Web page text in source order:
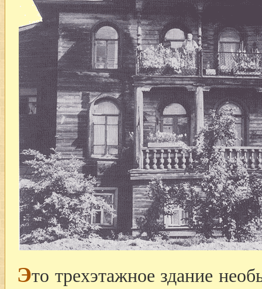
Это трехэтажное здание